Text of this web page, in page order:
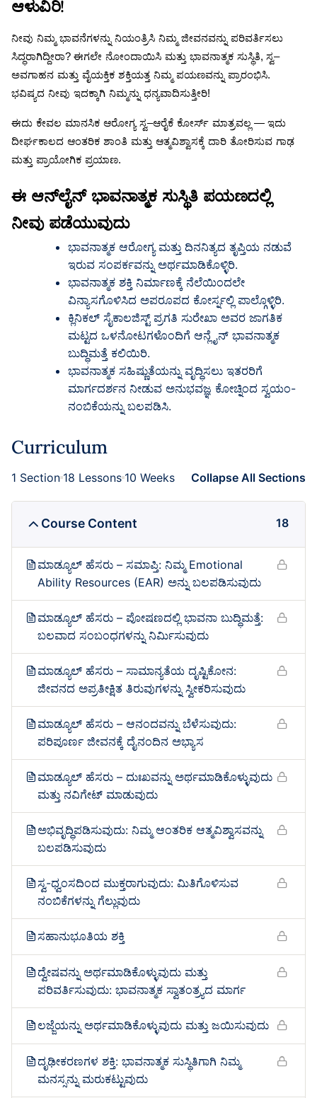
ಆಳುವಿರಿ!
ನೀವು ನಿಮ್ಮ ಭಾವನೆಗಳನ್ನು ನಿಯಂತ್ರಿಸಿ ನಿಮ್ಮ ಜೀವನವನ್ನು ಪರಿವರ್ತಿಸಲು
ಸಿದ್ಧರಾಗಿದ್ದೀರಾ? ಈಗಲೇ ನೋಂದಾಯಿಸಿ ಮತ್ತು ಭಾವನಾತ್ಮಕ ಸುಸ್ಥಿತಿ, ಸ್ವ–
ಅವಗಾಹನ ಮತ್ತು ವೈಯಕ್ತಿಕ ಶಕ್ತಿಯತ್ತ ನಿಮ್ಮ ಪಯಣವನ್ನು ಪ್ರಾರಂಭಿಸಿ.
ಭವಿಷ್ಯದ ನೀವು ಇದಕ್ಕಾಗಿ ನಿಮ್ಮನ್ನು ಧನ್ಯವಾದಿಸುತ್ತೀರಿ!
ಈದು ಕೇವಲ ಮಾನಸಿಕ ಆರೋಗ್ಯ ಸ್ವ–ಆರೈಕೆ ಕೋರ್ಸ್ ಮಾತ್ರವಲ್ಲ — ಇದು
ದೀರ್ಘಕಾಲದ ಆಂತರಿಕ ಶಾಂತಿ ಮತ್ತು ಆತ್ಮವಿಶ್ವಾಸಕ್ಕೆ ದಾರಿ ತೋರಿಸುವ ಗಾಢ
ಮತ್ತು ಪ್ರಾಯೋಗಿಕ ಪ್ರಯಾಣ.
ಈ ಆನ್ಲೈನ್ ಭಾವನಾತ್ಮಕ ಸುಸ್ಥಿತಿ ಪಯಣದಲ್ಲಿ
ನೀವು ಪಡೆಯುವುದು
ಭಾವನಾತ್ಮಕ ಆರೋಗ್ಯ ಮತ್ತು ದಿನನಿತ್ಯದ ತೃಪ್ತಿಯ ನಡುವೆ
ಇರುವ ಸಂಪರ್ಕವನ್ನು ಅರ್ಥಮಾಡಿಕೊಳ್ಳಿರಿ.
ಭಾವನಾತ್ಮಕ ಶಕ್ತಿ ನಿರ್ಮಾಣಕ್ಕೆ ನೆಲೆಯಿಂದಲೇ
ವಿನ್ಯಾಸಗೊಳಿಸಿದ ಅಪರೂಪದ ಕೋರ್ಸ್ನಲ್ಲಿ ಪಾಲ್ಗೊಳ್ಳಿರಿ.
ಕ್ಲಿನಿಕಲ್ ಸೈಕಾಲಜಿಸ್ಟ್ ಪ್ರಗತಿ ಸುರೇಖಾ ಅವರ ಜಾಗತಿಕ
ಮಟ್ಟದ ಒಳನೋಟಗಳೊಂದಿಗೆ ಆನ್ಲೈನ್ ಭಾವನಾತ್ಮಕ
ಬುದ್ಧಿಮತ್ತೆ ಕಲಿಯಿರಿ.
ಭಾವನಾತ್ಮಕ ಸಹಿಷ್ಣುತೆಯನ್ನು ವೃದ್ಧಿಸಲು ಇತರರಿಗೆ
ಮಾರ್ಗದರ್ಶನ ನೀಡುವ ಅನುಭವಜ್ಞ ಕೋಚ್ನಿಂದ ಸ್ವಯಂ-
ನಂಬಿಕೆಯನ್ನು ಬಲಪಡಿಸಿ.
Curriculum
1 Section 18 Lessons 10 Weeks Collapse All Sections
Course Content 18
ಮಾಡ್ಯೂಲ್ ಹೆಸರು – ಸಮಾಪ್ತಿ: ನಿಮ್ಮ Emotional
Ability Resources (EAR) ಅನ್ನು ಬಲಪಡಿಸುವುದು
ಮಾಡ್ಯೂಲ್ ಹೆಸರು – ಪೋಷಣದಲ್ಲಿ ಭಾವನಾ ಬುದ್ಧಿಮತ್ತೆ:
ಬಲವಾದ ಸಂಬಂಧಗಳನ್ನು ನಿರ್ಮಿಸುವುದು
ಮಾಡ್ಯೂಲ್ ಹೆಸರು – ಸಾಮಾನ್ಯತೆಯ ದೃಷ್ಟಿಕೋನ:
ಜೀವನದ ಅಪ್ರತೀಕ್ಷಿತ ತಿರುವುಗಳನ್ನು ಸ್ವೀಕರಿಸುವುದು
ಮಾಡ್ಯೂಲ್ ಹೆಸರು – ಆನಂದವನ್ನು ಬೆಳೆಸುವುದು:
ಪರಿಪೂರ್ಣ ಜೀವನಕ್ಕೆ ದೈನಂದಿನ ಅಭ್ಯಾಸ
ಮಾಡ್ಯೂಲ್ ಹೆಸರು – ದುಃಖವನ್ನು ಅರ್ಥಮಾಡಿಕೊಳ್ಳುವುದು
ಮತ್ತು ನವಿಗೇಟ್ ಮಾಡುವುದು
ಅಭಿವೃದ್ಧಿಪಡಿಸುವುದು: ನಿಮ್ಮ ಆಂತರಿಕ ಆತ್ಮವಿಶ್ವಾಸವನ್ನು
ಬಲಪಡಿಸುವುದು
ಸ್ವ-ಧ್ವಂಸದಿಂದ ಮುಕ್ತರಾಗುವುದು: ಮಿತಿಗೊಳಿಸುವ
ನಂಬಿಕೆಗಳನ್ನು ಗೆಲ್ಲುವುದು
ಸಹಾನುಭೂತಿಯ ಶಕ್ತಿ
ದ್ವೇಷವನ್ನು ಅರ್ಥಮಾಡಿಕೊಳ್ಳುವುದು ಮತ್ತು
ಪರಿವರ್ತಿಸುವುದು: ಭಾವನಾತ್ಮಕ ಸ್ವಾತಂತ್ರ್ಯದ ಮಾರ್ಗ
ಲಜ್ಜೆಯನ್ನು ಅರ್ಥಮಾಡಿಕೊಳ್ಳುವುದು ಮತ್ತು ಜಯಿಸುವುದು
ದೃಢೀಕರಣಗಳ ಶಕ್ತಿ: ಭಾವನಾತ್ಮಕ ಸುಸ್ಥಿತಿಗಾಗಿ ನಿಮ್ಮ
ಮನಸ್ಸನ್ನು ಮರುಕಟ್ಟುವುದು